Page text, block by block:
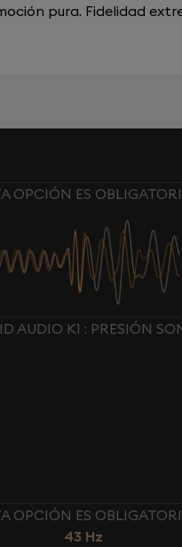
pura. Fidelidad
OPCIÓN ES
AUDIO K1 : PRESIÓN
OPCIÓN ES
43 Hz